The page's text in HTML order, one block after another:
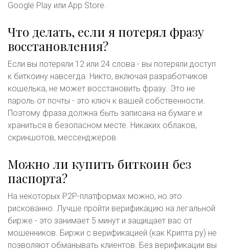
Google Play или App Store.
Что делать, если я потерял фразу
восстановления?
Если вы потеряли 12 или 24 слова - вы потеряли доступ
к биткоину навсегда. Никто, включая разработчиков
кошелька, не может восстановить фразу. Это не
пароль от почты - это ключ к вашей собственности.
Поэтому фраза должна быть записана на бумаге и
храниться в безопасном месте. Никаких облаков,
скриншотов, мессенджеров.
Можно ли купить биткоин без
паспорта?
На некоторых P2P-платформах можно, но это
рискованно. Лучше пройти верификацию на легальной
бирже - это занимает 5 минут и защищает вас от
мошенников. Биржи с верификацией (как Крипта.ру) не
позволяют обманывать клиентов. Без верификации вы